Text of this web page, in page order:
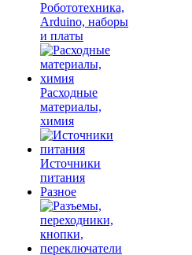
Робототехника,
Arduino, наборы
и платы
Расходные
материалы,
химия
Источники
питания
Разное